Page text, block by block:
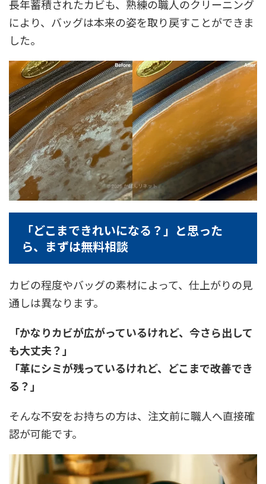
長年蓄積されたカビも、熟練の職人のクリーニング
により、バッグは本来の姿を取り戻すことができま
した。
「どこまできれいになる？」と思った
ら、まずは無料相談
カビの程度やバッグの素材によって、仕上がりの見
通しは異なります。
「かなりカビが広がっているけれど、今さら出して
も大丈夫？」
「革にシミが残っているけれど、どこまで改善でき
る？」
そんな不安をお持ちの方は、注文前に職人へ直接確
認が可能です。